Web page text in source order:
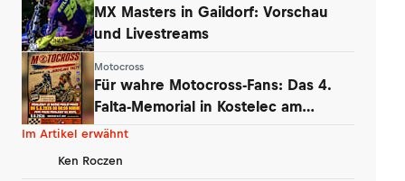
MX Masters in Gaildorf: Vorschau
und Livestreams
Motocross
Für wahre Motocross-Fans: Das 4.
Falta-Memorial in Kostelec am
Wochenende
Im Artikel erwähnt
Ken Roczen